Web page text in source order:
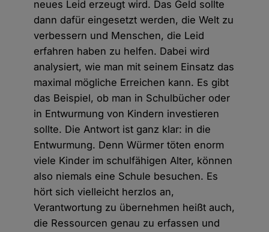
neues Leid erzeugt wird. Das Geld sollte
dann dafür eingesetzt werden, die Welt zu
verbessern und Menschen, die Leid
erfahren haben zu helfen. Dabei wird
analysiert, wie man mit seinem Einsatz das
maximal mögliche Erreichen kann. Es gibt
das Beispiel, ob man in Schulbücher oder
in Entwurmung von Kindern investieren
sollte. Die Antwort ist ganz klar: in die
Entwurmung. Denn Würmer töten enorm
viele Kinder im schulfähigen Alter, können
also niemals eine Schule besuchen. Es
hört sich vielleicht herzlos an,
Verantwortung zu übernehmen heißt auch,
die Ressourcen genau zu erfassen und